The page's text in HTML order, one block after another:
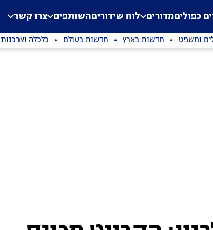
Application error: a
. כפוליםמדורים לוח שידוריםהשותפים צרו קשר
ומשפט חדשות בארץ חדשות בעולם כלכלה וצרכנות